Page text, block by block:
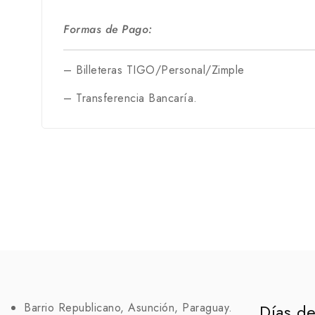
Formas de Pago:
– Billeteras TIGO/Personal/Zimple
– Transferencia Bancaría.
Barrio Republicano, Asunción, Paraguay.